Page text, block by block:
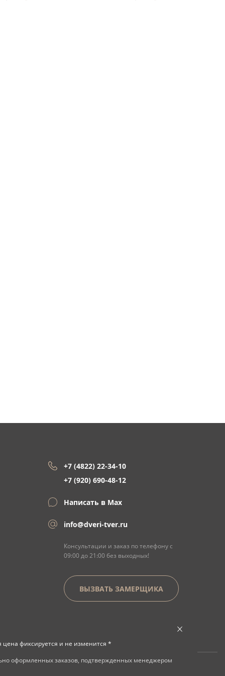
цена фиксируется и не изменится *
оформленных заказов, подтвержденных менеджером
+7 (4822) 22-34-10
+7 (920) 690-48-12
Написать в Max
info@dveri-tver.ru
Консультации и заказ по телефону с
09:00 до 21:00 без выходных!
ВЫЗВАТЬ ЗАМЕРЩИКА